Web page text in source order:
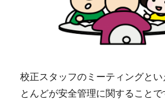
校正スタッフのミーティングと
とんどが安全管理に関すること